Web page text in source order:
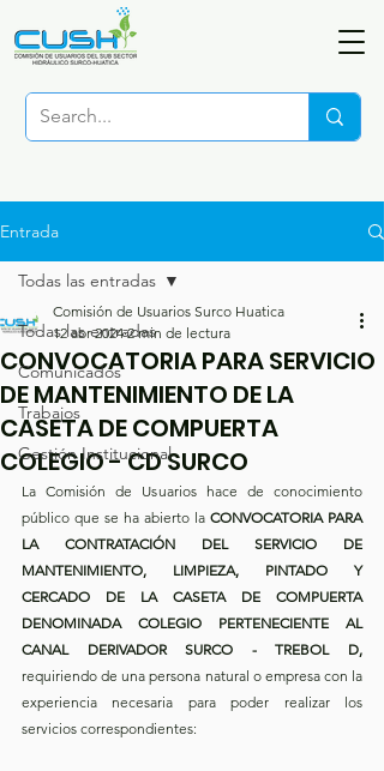
Entrada
Todas las entradas
Comunicados
Trabajos
Gestión Institucional
Todas las entradas
CONVOCATORIA PARA SERVICIO
DE MANTENIMIENTO DE LA
CASETA DE COMPUERTA
COLEGIO - CD SURCO
Comisión de Usuarios Surco Huatica
12 abr 2024 2 min de lectura
La Comisión de Usuarios hace de conocimiento
público que se ha abierto la CONVOCATORIA PARA
LA CONTRATACIÓN DEL SERVICIO DE
MANTENIMIENTO, LIMPIEZA, PINTADO Y
CERCADO DE LA CASETA DE COMPUERTA
DENOMINADA COLEGIO PERTENECIENTE AL
CANAL DERIVADOR SURCO - TREBOL D,
requiriendo de una persona natural o empresa con la
experiencia necesaria para poder realizar los
servicios correspondientes: